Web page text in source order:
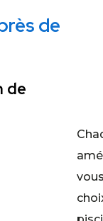
de
de